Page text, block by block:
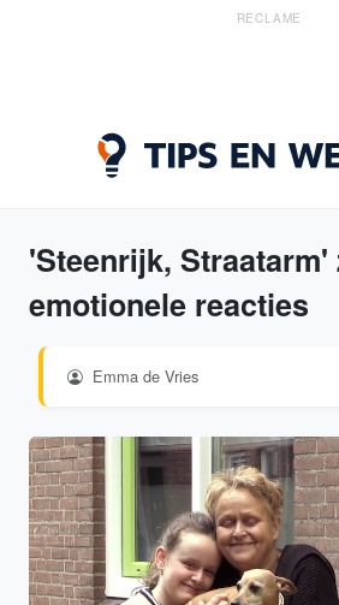
RECLAME
'Steenrijk,
emotionele reacties
Emma de Vries